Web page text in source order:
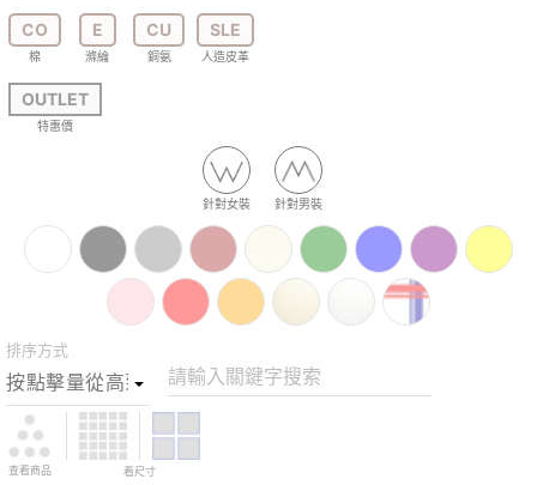
CO
棉
E
滌綸
CU
銅氨
SLE
人造皮革
OUTLET
特惠價
針對女裝 針對男裝
排序方式
請輸入關鍵字搜索
查看商品 看尺寸